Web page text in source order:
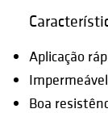
Aplicação
Boa